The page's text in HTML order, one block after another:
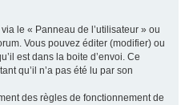
le « Panneau de l’utilisateur » ou
Vous pouvez éditer (modifier) ou
est dans la boite d’envoi. Ce
qu’il n’a pas été lu par son
des règles de fonctionnement de